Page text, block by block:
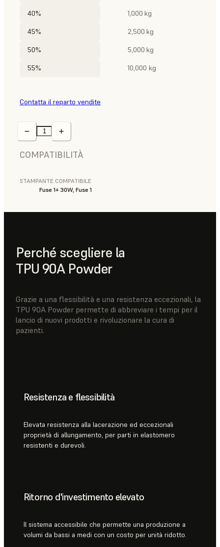
40% 1,000 kg
45% 2,500 kg
50% 5,000 kg
55% 10,000 kg
Contatta il reparto vendite
COMPATIBILITÀ
STAMPANTE COMPATIBILE
Fuse 1+ 30W, Fuse 1
Perché scegliere la
TPU 90A Powder
Grazie a una flessibilità e una resistenza eccezionali, la
TPU 90A Powder permette di abbreviare i tempi per il
lancio di nuovi prodotti e rivoluzionare la cura di
pazienti.
Resistenza e flessibilità
Elevata resistenza alla lacerazione ed eccezionali
proprietà di allungamento, per parti in elastomero
resistenti e durevoli.
Ritorno d'investimento elevato
Il sistema accessibile che permette una produzione a
volumi da bassi a medi con un costo per unità ridotto.